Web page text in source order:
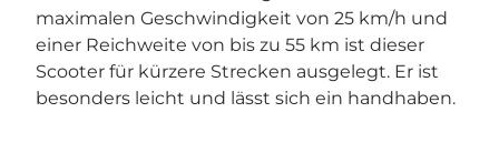
maximalen Geschwindigkeit von 25 km/h und
einer Reichweite von bis zu 55 km ist dieser
Scooter für kürzere Strecken ausgelegt. Er ist
besonders leicht und lässt sich ein handhaben.